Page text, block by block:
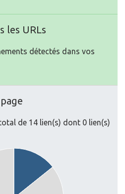
les URLs
détectés dans vos
de 14 lien(s) dont 0 lien(s)